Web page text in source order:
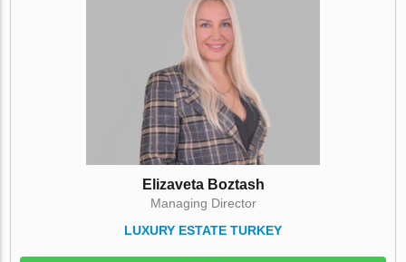
Elizaveta Boztash
Managing Director
LUXURY ESTATE TURKEY